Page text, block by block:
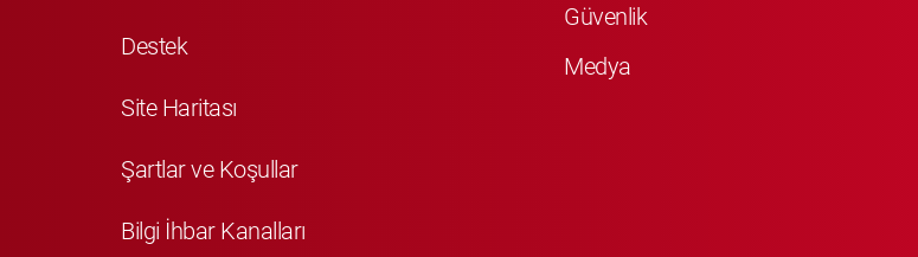
Destek
Site Haritası
Şartlar ve Koşullar
Bilgi İhbar Kanalları
Güvenlik
Medya